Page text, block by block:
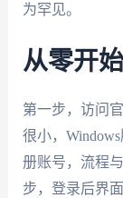
为罕见。
从零开
第一步，访问
很小，
册账号，流程
步，登录后界